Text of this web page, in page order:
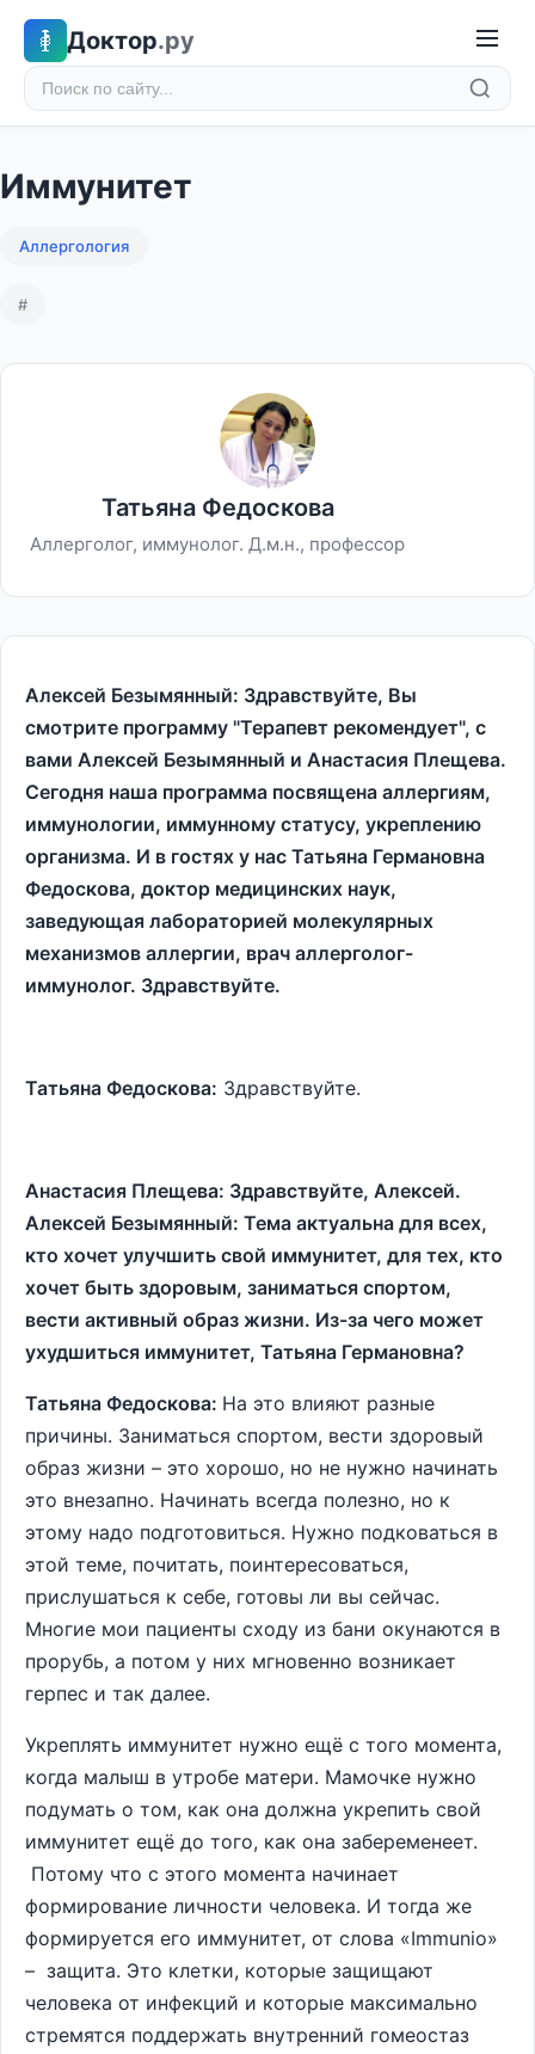
Доктор.ру
Иммунитет
Аллергология
#
Татьяна Федоскова
Аллерголог, иммунолог. Д.м.н., профессор
Алексей Безымянный: Здравствуйте, Вы
смотрите программу "Терапевт рекомендует", с
вами Алексей Безымянный и Анастасия Плещева.
Сегодня наша программа посвящена аллергиям,
иммунологии, иммунному статусу, укреплению
организма. И в гостях у нас Татьяна Германовна
Федоскова, доктор медицинских наук,
заведующая лабораторией молекулярных
механизмов аллергии, врач аллерголог-
иммунолог. Здравствуйте.
Татьяна Федоскова: Здравствуйте.
Анастасия Плещева: Здравствуйте, Алексей.
Алексей Безымянный: Тема актуальна для всех,
кто хочет улучшить свой иммунитет, для тех, кто
хочет быть здоровым, заниматься спортом,
вести активный образ жизни. Из-за чего может
ухудшиться иммунитет, Татьяна Германовна?
Татьяна Федоскова: На это влияют разные
причины. Заниматься спортом, вести здоровый
образ жизни – это хорошо, но не нужно начинать
это внезапно. Начинать всегда полезно, но к
этому надо подготовиться. Нужно подковаться в
этой теме, почитать, поинтересоваться,
прислушаться к себе, готовы ли вы сейчас.
Многие мои пациенты сходу из бани окунаются в
прорубь, а потом у них мгновенно возникает
герпес и так далее.
Укреплять иммунитет нужно ещё с того момента,
когда малыш в утробе матери. Мамочке нужно
подумать о том, как она должна укрепить свой
иммунитет ещё до того, как она забеременеет.
Потому что с этого момента начинает
формирование личности человека. И тогда же
формируется его иммунитет, от слова «Immunio»
– защита. Это клетки, которые защищают
человека от инфекций и которые максимально
стремятся поддержать внутренний гомеостаз